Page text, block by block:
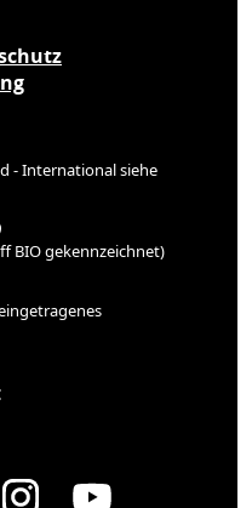
- International siehe
BIO gekennzeichnet)